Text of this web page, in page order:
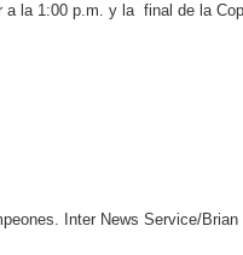
a la 1:00 p.m. y la final de la
Inter News Service/Brian